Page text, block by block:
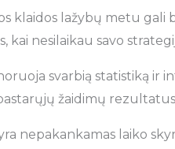
klaidos lažybų metu gali
kai nesilaikau savo
svarbią statistiką
žaidimų
nepakankamas laiko